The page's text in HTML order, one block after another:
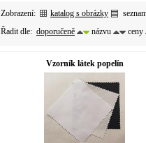
Zobrazení: katalog s obrázky
Řadit dle: doporučeně názvu ceny
Vzorník látek popelín